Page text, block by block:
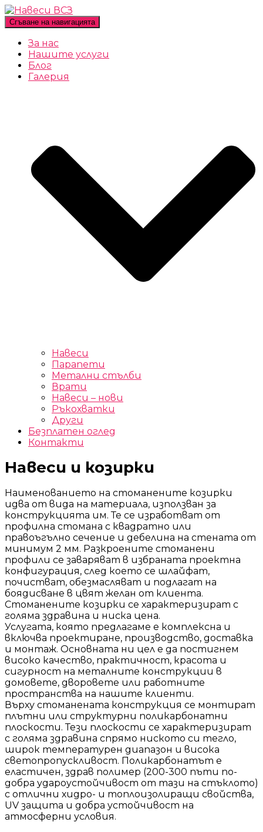
Сгъване на навигацията
За нас
Нашите услуги
Блог
Галерия
Навеси
Парапети
Метални стълби
Врати
Навеси – нови
Ръкохватки
Други
Безплатен оглед
Контакти
Навеси и козирки
Наименованието на стоманените козирки
идва от вида на материала, използван за
конструкцията им. Те се изработват от
профилна стомана с квадратно или
правоъгълно сечение и дебелина на стената от
минимум 2 мм. Разкроените стоманени
профили се заваряват в избраната проектна
конфигурация, след което се шлайфат,
почистват, обезмасляват и подлагат на
боядисване в цвят желан от клиента.
Стоманените козирки се характеризират с
голяма здравина и ниска цена.
Услугата, която предлагаме е комплексна и
включва проектиране, производство, доставка
и монтаж. Основната ни цел е да постигнем
високо качество, практичност, красота и
сигурност на металните конструкции в
домовете, дворовете или работните
пространства на нашите клиенти.
Върху стоманената конструкция се монтират
плътни или структурни поликарбонатни
плоскости. Тези плоскости се характеризират
с голяма здравина спрямо ниското си тегло,
широк температурен диапазон и висока
светопропускливост. Поликарбонатът е
еластичен, здрав полимер (200-300 пъти по-
добра удароустойчивост от тази на стъклото)
с отлични хидро- и топлоизолиращи свойства,
UV защита и добра устойчивост на
атмосферни условия.